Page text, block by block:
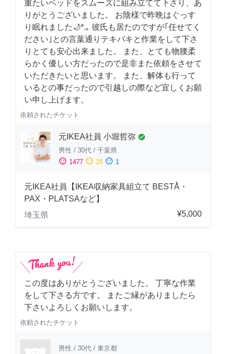
重たいベッドをスムーズに組み立てて下さり、あ
りがとうございました。 お陰様で昨晩はぐっす
り眠れました🌙*.｡ 彼氏も居たのですが｢任せてく
ださい｣との言葉通りテキパキと作業をして下さ
りとても安心出来ました。 また、とても物腰柔
らかく優しい方だったので是非また依頼をさせて
いただきたいと思います。 また、解体も行って
いるとの事だったので引越しの際など宜しくお願
い申し上げます。
依頼されたチケット
元IKEA社員 小堀哲弥 check_circle
男性 / 30代 / 千葉県
sentiment_satisfied 1477 sentiment_neutral 28 sentiment_dissatisfied 1
元IKEA社員【IKEA収納家具組立て BESTÅ・
PAX・PLATSAなど】
埼玉県
¥5,000
この度はありがとうございました。 丁寧な作業
をして下さる方です。 またご縁がありましたら
下さいよろしくお願いします。
依頼されたチケット
男性 / 30代 / 東京都